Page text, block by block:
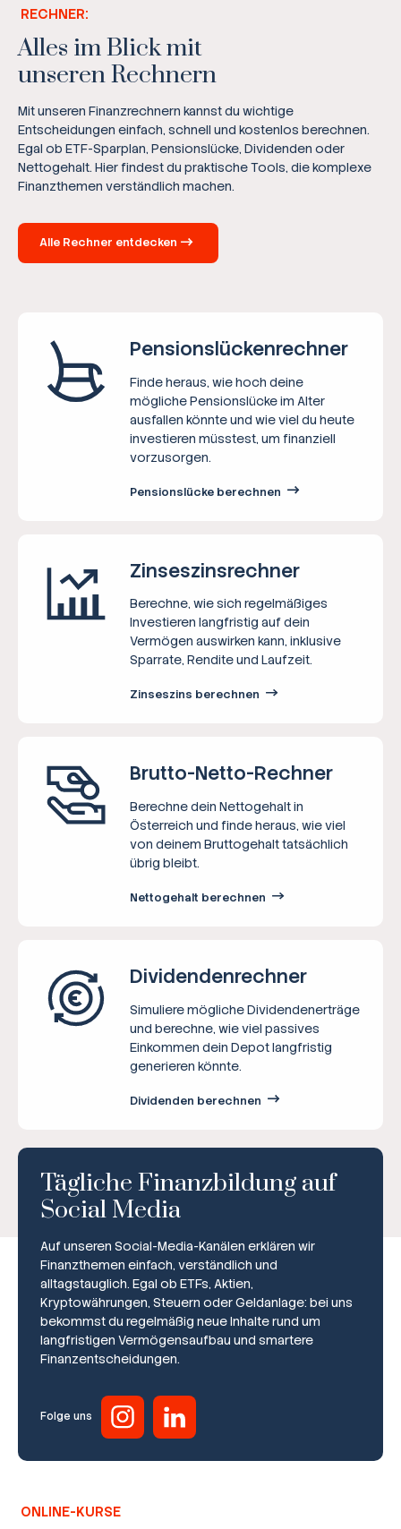
Broker-Vergleich
Ratgeber
RECHNER:
Alles im Blick mit
unseren Rechnern
Mit unseren Finanzrechnern kannst du wichtige
Entscheidungen einfach, schnell und kostenlos berechnen.
Egal ob ETF-Sparplan, Pensionslücke, Dividenden oder
Nettogehalt. Hier findest du praktische Tools, die komplexe
Finanzthemen verständlich machen.
Alle Rechner entdecken
Pensions­lücken­rechner
Finde heraus, wie hoch deine
mögliche Pensionslücke im Alter
ausfallen könnte und wie viel du heute
investieren müsstest, um finanziell
vorzusorgen.
Pensionslücke berechnen
Zinseszins­rechner
Berechne, wie sich regelmäßiges
Investieren langfristig auf dein
Vermögen auswirken kann, inklusive
Sparrate, Rendite und Laufzeit.
Zinseszins berechnen
Brutto-Netto-­Rechner
Berechne dein Nettogehalt in
Österreich und finde heraus, wie viel
von deinem Bruttogehalt tatsächlich
übrig bleibt.
Nettogehalt berechnen
Dividenden­rechner
Simuliere mögliche Dividendenerträge
und berechne, wie viel passives
Einkommen dein Depot langfristig
generieren könnte.
Dividenden berechnen
Tägliche Finanzbildung auf
Social Media
Auf unseren Social-Media-Kanälen erklären wir
Finanzthemen einfach, verständlich und
alltagstauglich. Egal ob ETFs, Aktien,
Kryptowährungen, Steuern oder Geldanlage: bei uns
bekommst du regelmäßig neue Inhalte rund um
langfristigen Vermögensaufbau und smartere
Finanzentscheidungen.
Folge uns
ONLINE-KURSE